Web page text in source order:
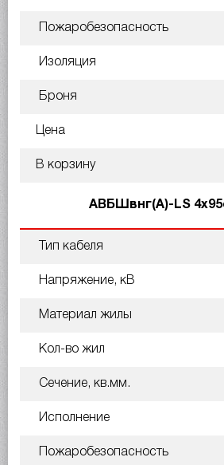
Пожаробезопасность
Изоляция
Броня
Цена
В корзину
АВБШвнг(A)-LS
Тип кабеля
Напряжение, кВ
Материал жилы
Кол-во жил
Сечение, кв.мм.
Исполнение
Пожаробезопасность